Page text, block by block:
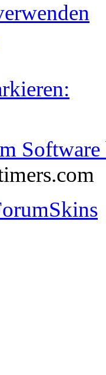
Software